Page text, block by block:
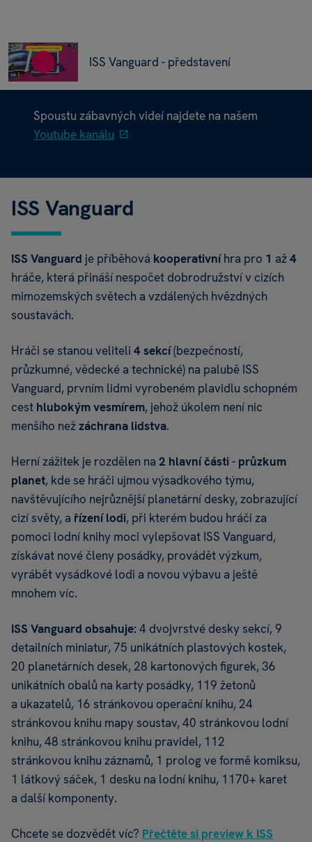
ISS Vanguard - představení
Spoustu zábavných videí najdete na našem
Youtube kanálu
ISS Vanguard
ISS Vanguard je příběhová kooperativníhra pro 1 až4
hráče, která přináší nespočet dobrodružství v cizích
mimozemských světech a vzdálených hvězdných
soustavách.
Hráči se stanou veliteli 4 sekcí(bezpečností,
průzkumné, vědecké a technické) na palubě ISS
Vanguard, prvním lidmi vyrobeném plavidlu schopném
cest hlubokým vesmírem, jehož úkolem není nic
menšího nežzáchrana lidstva.
Herní zážitek je rozdělen na 2 hlavní části- průzkum
planet, kde se hráči ujmou výsadkového týmu,
navštěvujícího nejrůznější planetární desky, zobrazující
cizí světy, a řízení lodi, při kterém budou hráči za
pomoci lodní knihy moci vylepšovat ISS Vanguard,
získávat nové členy posádky, provádět výzkum,
vyrábět vysádkové lodi a novou výbavu a ještě
mnohem víc.
ISS Vanguard obsahuje: 4 dvojvrstvé desky sekcí, 9
detailních miniatur, 75 unikátních plastových kostek,
20 planetárních desek, 28 kartonových figurek, 36
unikátních obalů na karty posádky, 119 žetonů
a ukazatelů, 16 stránkovou operační knihu, 24
stránkovou knihu mapy soustav, 40 stránkovou lodní
knihu, 48 stránkovou knihu pravidel, 112
stránkovou knihu záznamů, 1 prolog ve formě komiksu,
1 látkový sáček, 1 desku na lodní knihu, 1170+ karet
a další komponenty.
Chcete se dozvědět víc? Přečtěte si preview k ISS